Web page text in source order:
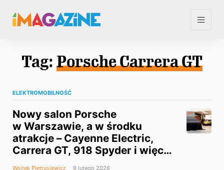
Tag: Porsche Carrera GT
ELEKTROMOBILNOŚĆ
Nowy salon Porsche
w Warszawie, a w środku
atrakcje – Cayenne Electric,
Carrera GT, 918 Spyder i więcej
[galeria]
Wojtek Pietrusiewicz 9 lutego 2026